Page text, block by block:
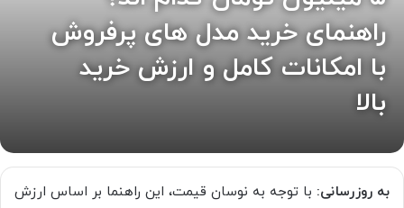
راهنمای خرید مدل های پرفروش
با امکانات کامل و ارزش خرید
بالا
به روزرسانی: با توجه به نوسان قیمت، این راهنما بر اساس ارزش